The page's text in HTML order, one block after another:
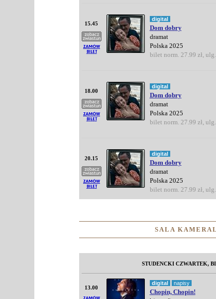
15.45
digital
Dom dobry
dramat
Polska 2025
bilet norm. 27.99 zł,
18.00
digital
Dom dobry
dramat
Polska 2025
bilet norm. 27.99 zł,
20.15
digital
Dom dobry
dramat
Polska 2025
bilet norm. 27.99 zł,
SALA
STUDENCKI CZWARTEK,
13.00
digital napisy
Chopin, Chopin!